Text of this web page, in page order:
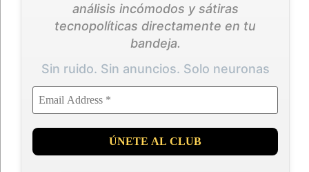
análisis incómodos y sátiras
tecnopolíticas directamente en tu
bandeja.
Sin ruido. Sin anuncios. Solo neuronas